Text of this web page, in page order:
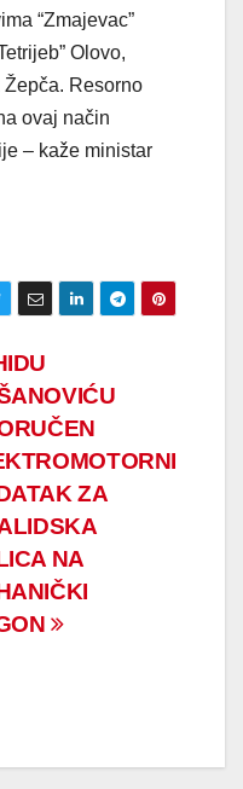
“Zmajevac”
Olovo,
Žepča. Resorno
ovaj način
– kaže ministar
ZA
NA